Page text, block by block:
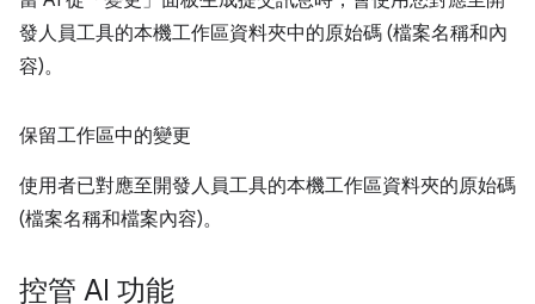
發人員工具的本機工作區資料夾中的原始碼 (檔案名稱和內
容)。
保留工作區中的變更
使用者已對應至開發人員工具的本機工作區資料夾的原始碼
(檔案名稱和檔案內容)。
控管 AI 功能